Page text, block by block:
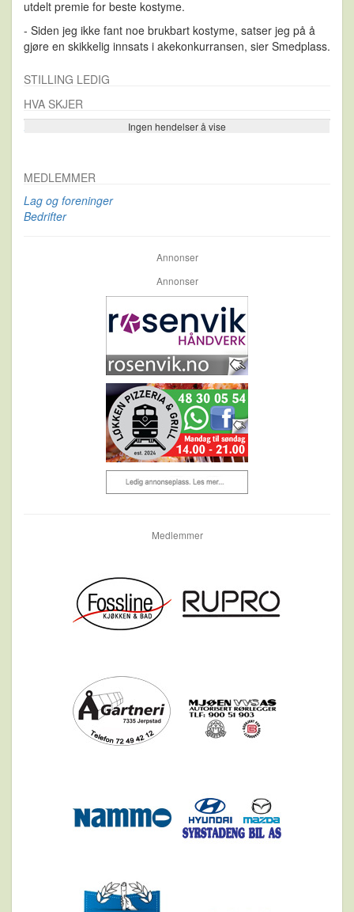
utdelt premie for beste kostyme.
- Siden jeg ikke fant noe brukbart kostyme, satser jeg på å
gjøre en skikkelig innsats i akekonkurransen, sier Smedplass.
STILLING LEDIG
HVA SKJER
Ingen hendelser å vise
Se flere…
MEDLEMMER
Lag og foreninger
Bedrifter
Annonser
Annonser
Medlemmer